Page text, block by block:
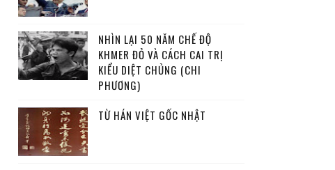
NHÌN LẠI 50 NĂM CHẾ ĐỘ
KHMER ĐỎ VÀ CÁCH CAI TRỊ
KIỂU DIỆT CHỦNG (CHI
PHƯƠNG)
TỪ HÁN VIỆT GỐC NHẬT